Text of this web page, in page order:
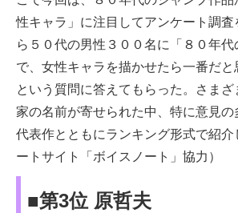
性キャラ」に注目してアンケート調
ら５０代の男性３００名に「８０年
で、女性キャラを描かせたら一番だと
という質問に答えてもらった。さま
家の名前が寄せられた中、特に意見の
代表作とともにランキング形式で紹介
ートサイト「ボイスノート」協力）
■第3位 原哲夫